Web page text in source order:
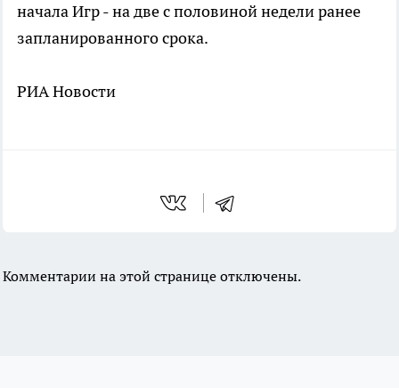
начала Игр - на две с половиной недели ранее
запланированного срока.
РИА Новости
Комментарии на этой странице отключены.